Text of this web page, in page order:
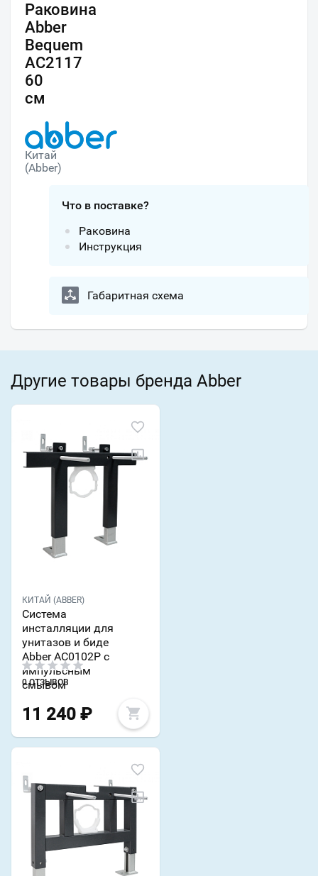
Раковина
Abber
Bequem
AC2117
60
см
Китай
(Abber)
Что в поставке?
Раковина
Инструкция
Габаритная схема
Другие товары бренда Abber
КИТАЙ (ABBER)
Система
инсталляции для
унитазов и биде
Abber AC0102P с
импульсным
смывом
0 ОТЗЫВОВ
11 240 ₽